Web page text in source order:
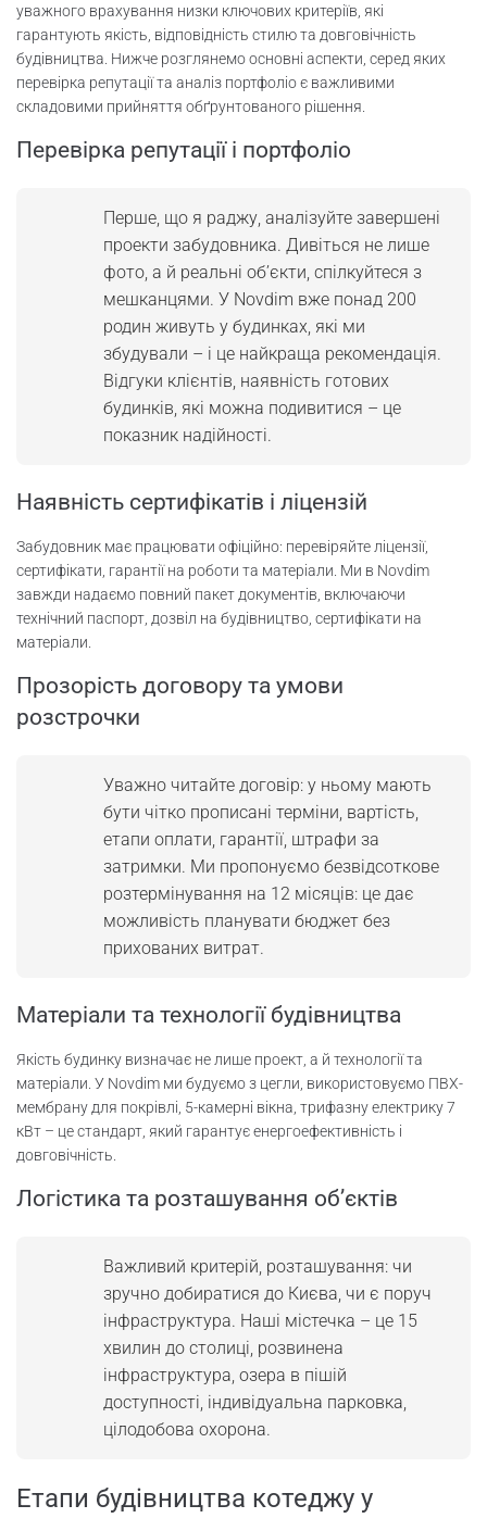
уважного врахування низки ключових критеріїв, які
гарантують якість, відповідність стилю та довговічність
будівництва. Нижче розглянемо основні аспекти, серед яких
перевірка репутації та аналіз портфоліо є важливими
складовими прийняття обґрунтованого рішення.
Перевірка репутації і портфоліо
Перше, що я раджу, аналізуйте завершені
проекти забудовника. Дивіться не лише
фото, а й реальні об’єкти, спілкуйтеся з
мешканцями. У Novdim вже понад 200
родин живуть у будинках, які ми
збудували – і це найкраща рекомендація.
Відгуки клієнтів, наявність готових
будинків, які можна подивитися – це
показник надійності.
Наявність сертифікатів і ліцензій
Забудовник має працювати офіційно: перевіряйте ліцензії,
сертифікати, гарантії на роботи та матеріали. Ми в Novdim
завжди надаємо повний пакет документів, включаючи
технічний паспорт, дозвіл на будівництво, сертифікати на
матеріали.
Прозорість договору та умови
розстрочки
Уважно читайте договір: у ньому мають
бути чітко прописані терміни, вартість,
етапи оплати, гарантії, штрафи за
затримки. Ми пропонуємо безвідсоткове
розтермінування на 12 місяців: це дає
можливість планувати бюджет без
прихованих витрат.
Матеріали та технології будівництва
Якість будинку визначає не лише проект, а й технології та
матеріали. У Novdim ми будуємо з цегли, використовуємо ПВХ-
мембрану для покрівлі, 5-камерні вікна, трифазну електрику 7
кВт – це стандарт, який гарантує енергоефективність і
довговічність.
Логістика та розташування об’єктів
Важливий критерій, розташування: чи
зручно добиратися до Києва, чи є поруч
інфраструктура. Наші містечка – це 15
хвилин до столиці, розвинена
інфраструктура, озера в пішій
доступності, індивідуальна парковка,
цілодобова охорона.
Етапи будівництва котеджу у